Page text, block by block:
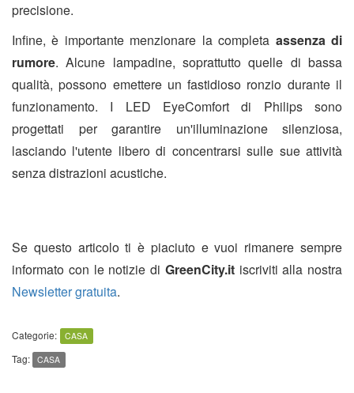
precisione.
Infine, è importante menzionare la completa assenza di
rumore. Alcune lampadine, soprattutto quelle di bassa
qualità, possono emettere un fastidioso ronzio durante il
funzionamento. I LED EyeComfort di Philips sono
progettati per garantire un'illuminazione silenziosa,
lasciando l'utente libero di concentrarsi sulle sue attività
senza distrazioni acustiche.
Se questo articolo ti è piaciuto e vuoi rimanere sempre
informato con le notizie di GreenCity.itiscriviti alla nostra
Newsletter gratuita.
Categorie: CASA
Tag: CASA